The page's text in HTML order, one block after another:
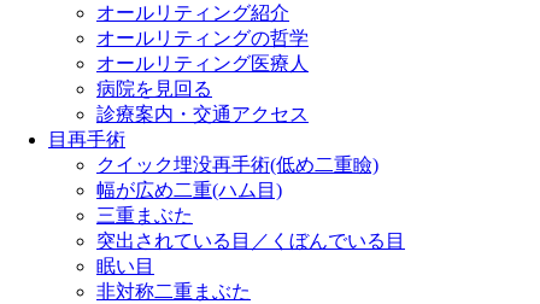
オールリティング紹介
オールリティングの哲学
オールリティング医療人
病院を見回る
診療案内・交通アクセス
目再手術
クイック埋没再手術(低め二重瞼)
幅が広め二重(ハム目)
三重まぶた
突出されている目／くぼんでいる目
眠い目
非対称二重まぶた